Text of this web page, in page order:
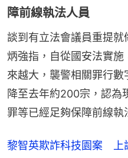
障前線執法人員
談到有立法會議員重提
炳強指，自從國安法實
來越大，襲警相關罪行
降至去年約200宗，認為
罪等已經足夠保障前線執
黎智英欺詐科技園案 上